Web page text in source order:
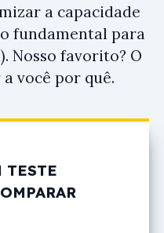
a capacidade
fundamental para
Nosso favorito? O
você por quê.
TESTE